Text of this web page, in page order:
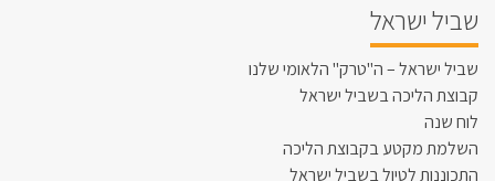
שביל ישראל
שביל ישראל – ה"טרק" הלאומי שלנו
קבוצת הליכה בשביל ישראל
לוח שנה
השלמת מקטע בקבוצת הליכה
התכוננות לטיול בשביל ישראל